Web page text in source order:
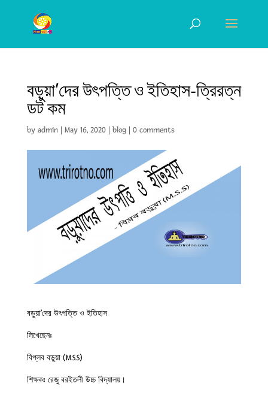
বড়ুয়া’দের উৎপত্তি ও ইতিহাস-ত্রিরত্ন
ডট কম
by admin| May 16, 2020|blog| 0 comments
বড়ুয়া’দের উৎপত্তি ও ইতিহাস
লিখেছেনঃ
বিপ্লব বড়ুয়া (M.S.S)
শিক্ষকঃ রেজু বরইতলী উচ্চ বিদ্যালয়।